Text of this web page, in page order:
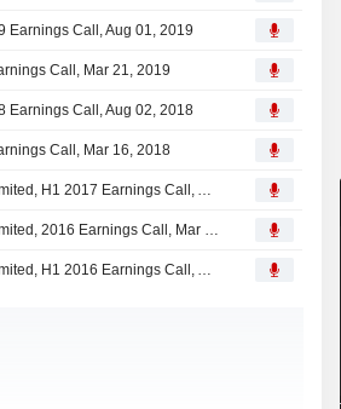
Earnings Call, Aug 01, 2019
Call, Mar 21, 2019
Earnings Call, Aug 02, 2018
Call, Mar 16, 2018
Transcript : Cheung Kong Property Holdings Limited, H1 2017 Earnings Call, Aug 03, 2017
Transcript : Cheung Kong Property Holdings Limited, 2016 Earnings Call, Mar 22, 2017
Transcript : Cheung Kong Property Holdings Limited, H1 2016 Earnings Call, Aug 11, 2016